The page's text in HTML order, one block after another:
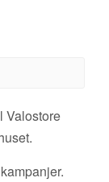
Valostore